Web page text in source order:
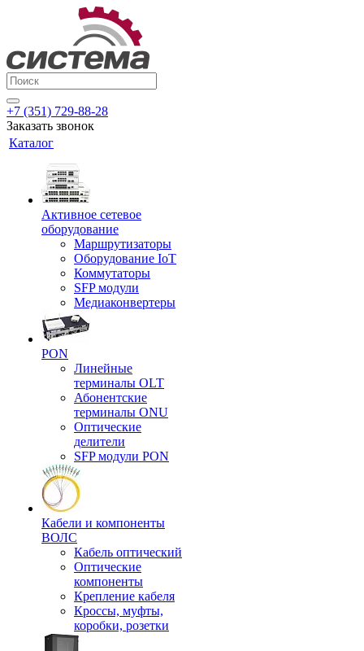
+7 (351) 729-88-28
Заказать звонок
Каталог
Активное сетевое
оборудование
Маршрутизаторы
Оборудование IoT
Коммутаторы
SFP модули
Медиаконвертеры
PON
Линейные
терминалы OLT
Абонентские
терминалы ONU
Оптические
делители
SFP модули PON
Кабели и компоненты
ВОЛС
Кабель оптический
Оптические
компоненты
Крепление кабеля
Кроссы, муфты,
коробки, розетки